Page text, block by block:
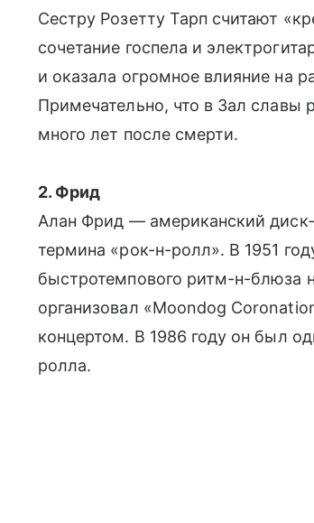
Сестру Розетту Тарп считают
сочетание госпела и
и оказала огромное влияние на
Примечательно, что в Зал славы
много лет после смерти.
2. Фрид
Алан Фрид — американский
термина «рок-н-ролл». В 1951
быстротемпового ритм-н-блюза
организовал «Moondog
концертом. В 1986 году он был
ролла.